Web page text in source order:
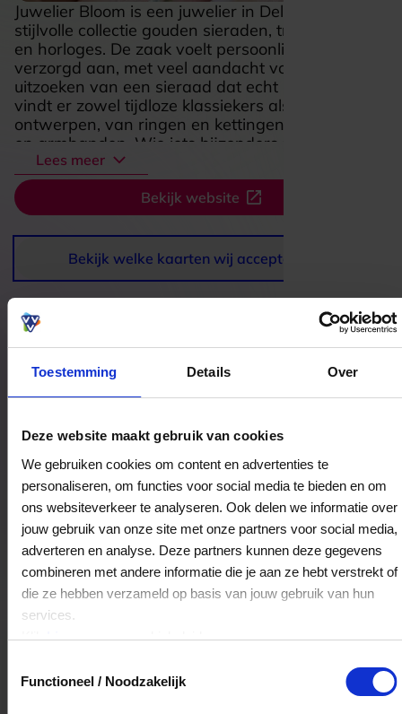
Toestemming Details Over
Deze website maakt gebruik van cookies
We gebruiken cookies om content en advertenties te
personaliseren, om functies voor social media te bieden en om
ons websiteverkeer te analyseren. Ook delen we informatie over
jouw gebruik van onze site met onze partners voor social media,
adverteren en analyse. Deze partners kunnen deze gegevens
combineren met andere informatie die je aan ze hebt verstrekt of
die ze hebben verzameld op basis van jouw gebruik van hun
services.
Klikhiervoor ons cookiebeleid.
Functioneel / Noodzakelijk
Juwelier Bloom is een juwelier in Delft met een
stijlvolle collectie gouden sieraden, trouwringen
en horloges. De zaak voelt persoonlijk en
verzorgd aan, met veel aandacht voor het
uitzoeken van een sieraad dat echt bij je past. Je
vindt er zowel tijdloze klassiekers als eigentijdse
ontwerpen, van ringen en kettingen tot oorbellen
en armbanden. Wie iets bijzonders zoekt, ontdekt
hier ook maatwerk en de verfijning van een
goudsmidatelier, waardoor een bezoek al snel
meer wordt dan alleen winkelen. Dat maakt
Juwelier Bloom extra aantrekkelijk voor wie een
bijzonder cadeau zoekt, een trouwring wil
uitkiezen of zichzelf wil verrassen met iets moois.
Lees meer
Bekijk website
Bekijk welke kaarten wij accepteren
Bestedingslocaties
Juwelier Bloom
Brabantse Turfmarkt 74
2611CP Delft
Veelgestelde Vragen
Ja, je mag het saldo van je VVV